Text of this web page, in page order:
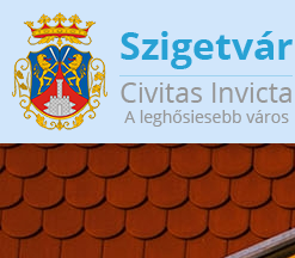
Ugrás a tartalomra